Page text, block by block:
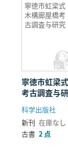
寧徳市虹梁式
木構廊屋橋考
古調査与研究
寧徳市虹梁
考古調査与
科学出版社
新刊 在庫なし
古書 2 点